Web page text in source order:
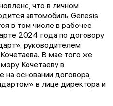
что в личном
автомобиль Genesis
в том числе в рабочее
2024 года по договору
руководителем
В мае того же
Кочетаеву в
на основании договора,
в лице директора и